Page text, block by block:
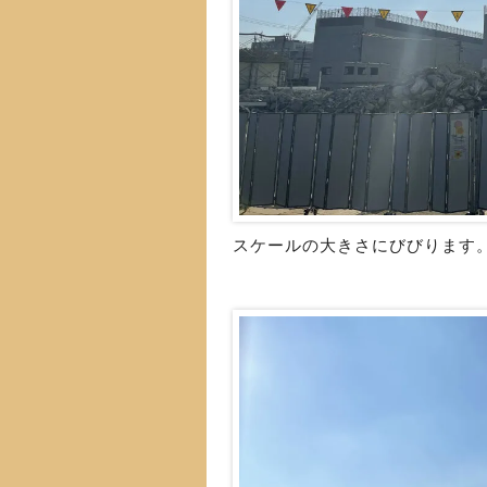
スケールの大きさにびびります